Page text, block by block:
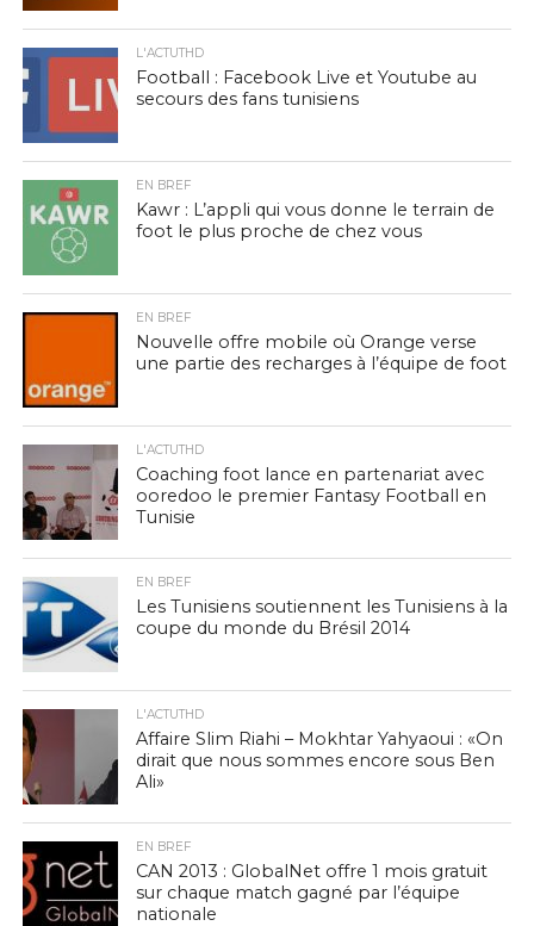
L'ACTUTHD
Football : Facebook Live et Youtube au
secours des fans tunisiens
EN BREF
Kawr : L’appli qui vous donne le terrain de
foot le plus proche de chez vous
EN BREF
Nouvelle offre mobile où Orange verse
une partie des recharges à l’équipe de foot
L'ACTUTHD
Coaching foot lance en partenariat avec
ooredoo le premier Fantasy Football en
Tunisie
EN BREF
Les Tunisiens soutiennent les Tunisiens à la
coupe du monde du Brésil 2014
L'ACTUTHD
Affaire Slim Riahi – Mokhtar Yahyaoui : «On
dirait que nous sommes encore sous Ben
Ali»
EN BREF
CAN 2013 : GlobalNet offre 1 mois gratuit
sur chaque match gagné par l’équipe
nationale